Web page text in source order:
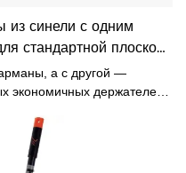
синели с одним
стандартной плоской
а с другой —
экономичных держателей
швабр размером примерно